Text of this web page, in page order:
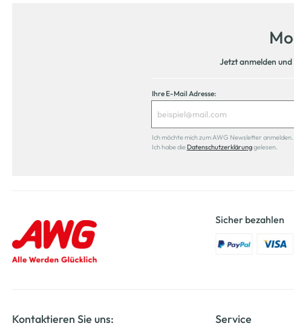
Jetzt anmelden und
Ihre E-Mail Adresse:
Ich möchte mich zum AWG Newsletter
Ich habe die Datenschutzerklärunggelesen.
Sicher bezahlen
Kontaktieren Sie uns: Service